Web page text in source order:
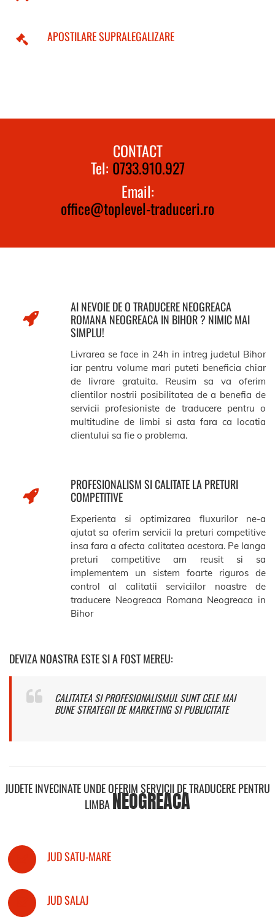
APOSTILARE SUPRALEGALIZARE
CONTACT
Tel: 0733.910.927
Email:
office@toplevel-traduceri.ro
AI NEVOIE DE O TRADUCERE NEOGREACA
ROMANA NEOGREACA IN BIHOR ? NIMIC MAI
SIMPLU!
Livrarea se face in 24h in intreg judetul Bihor
iar pentru volume mari puteti beneficia chiar
de livrare gratuita. Reusim sa va oferim
clientilor nostrii posibilitatea de a benefia de
servicii profesioniste de traducere pentru o
multitudine de limbi si asta fara ca locatia
clientului sa fie o problema.
PROFESIONALISM SI CALITATE LA PRETURI
COMPETITIVE
Experienta si optimizarea fluxurilor ne-a
ajutat sa oferim servicii la preturi competitive
insa fara a afecta calitatea acestora. Pe langa
preturi competitive am reusit si sa
implementem un sistem foarte riguros de
control al calitatii serviciilor noastre de
traducere Neogreaca Romana Neogreaca in
Bihor
DEVIZA NOASTRA ESTE SI A FOST MEREU:
CALITATEA SI PROFESIONALISMUL SUNT CELE MAI
BUNE STRATEGII DE MARKETING SI PUBLICITATE
JUDETE INVECINATE UNDE OFERIM SERVICII DE TRADUCERE PENTRU
LIMBANEOGREACA
JUD SATU-MARE
JUD SALAJ